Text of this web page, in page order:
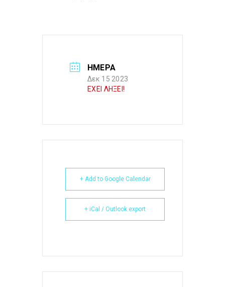
ΗΜΕΡΑ
Δεκ 15 2023
ΕΧΕΙ ΛΗΞΕΙ!
+ Add to Google Calendar
+ iCal / Outlook export